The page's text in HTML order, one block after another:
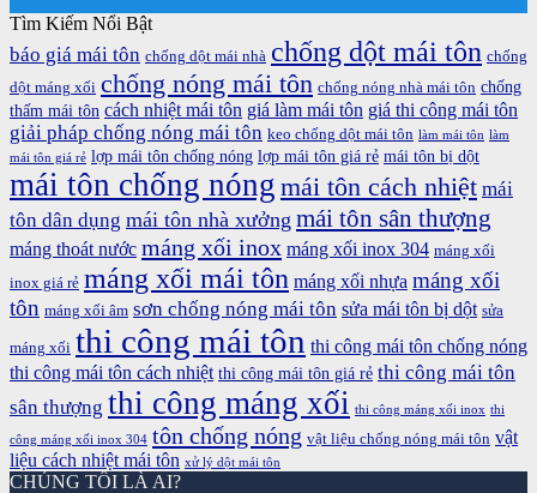
Tìm Kiếm Nổi Bật
báo giá mái tôn chống dột mái nhà chống dột mái tôn chống
dột máng xối chống nóng mái tôn chống nóng nhà mái tôn chống
thấm mái tôn cách nhiệt mái tôn giá làm mái tôn giá thi công mái tôn
giải pháp chống nóng mái tôn keo chống dột mái tôn làm mái tôn làm
mái tôn giá rẻ lợp mái tôn chống nóng lợp mái tôn giá rẻ mái tôn bị dột
mái tôn chống nóng mái tôn cách nhiệt mái
tôn dân dụng mái tôn nhà xưởng mái tôn sân thượng
máng thoát nước máng xối inox máng xối inox 304 máng xối
inox giá rẻ máng xối mái tôn máng xối nhựa máng xối
tôn máng xối âm sơn chống nóng mái tôn sửa mái tôn bị dột sửa
máng xối thi công mái tôn thi công mái tôn chống nóng
thi công mái tôn cách nhiệt thi công mái tôn giá rẻ thi công mái tôn
sân thượng thi công máng xối thi công máng xối inox thi
công máng xối inox 304 tôn chống nóng vật liệu chống nóng mái tôn vật
liệu cách nhiệt mái tôn xử lý dột mái tôn
CHÚNG TÔI LÀ AI?